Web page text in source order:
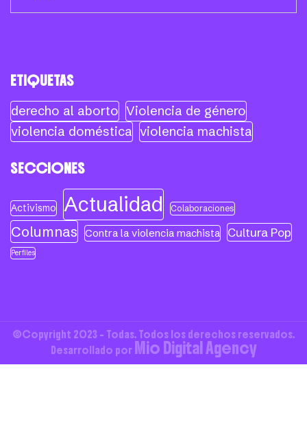
ETIQUETAS
derecho al aborto Violencia de género
violencia doméstica violencia machista
SECCIONES
Activismo Actualidad Colaboraciones
Columnas Contra la violencia machista Cultura Pop
Perfiles
©Copyright 2023 - Todas. Todos los derechos reservados.
Desarrollado por Mio Digital Agency